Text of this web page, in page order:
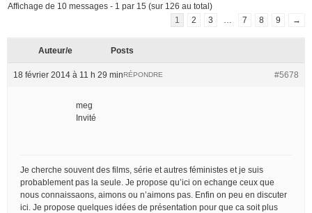
Affichage de 10 messages - 1 par 15 (sur 126 au total)
1
2 3 7 8 9 →
Auteur/e Posts
18 février 2014 à 11 h 29 min #5678
RÉPONDRE
meg
Invité
Je cherche souvent des films, série et autres féministes et je suis
probablement pas la seule. Je propose qu’ici on echange ceux que
nous connaissaons, aimons ou n’aimons pas. Enfin on peu en discuter
ici. Je propose quelques idées de présentation pour que ca soit plus